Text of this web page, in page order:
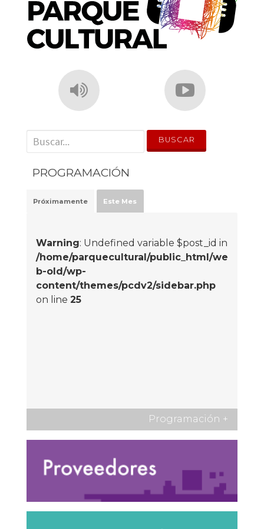
' . __('Search for:') . '
PROGRAMACIÓN
Próximamente Este Mes
Warning: Undefined variable $post_id in
/home/parquecultural/public_html/we
b-old/wp-
content/themes/pcdv2/sidebar.php
on line 25
Programación +